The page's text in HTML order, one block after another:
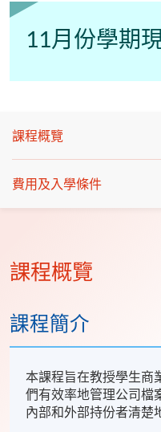
11月份學期
課程概覽
費用及入學條件
課程概覽
課程簡介
本課程旨在教授學生商
們有效率地管理公司檔
內部和外部持份者清楚